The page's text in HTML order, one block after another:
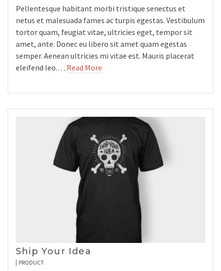
Pellentesque habitant morbi tristique senectus et
netus et malesuada fames ac turpis egestas. Vestibulum
tortor quam, feugiat vitae, ultricies eget, tempor sit
amet, ante. Donec eu libero sit amet quam egestas
semper. Aenean ultricies mi vitae est. Mauris placerat
eleifend leo.… Read More
Ship Your Idea
PRODUCT